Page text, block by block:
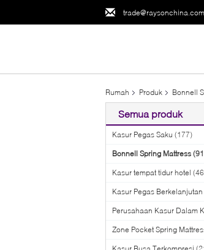
trade@raysonchina.com
Rumah Produk Bonnell
Semua produk
Kasur Pegas Saku (177)
Bonnell Spring Mattress
Kasur tempat tidur hotel
Kasur Pegas Berkelanjutan
Perusahaan Kasur Dalam
Zone Pocket Spring